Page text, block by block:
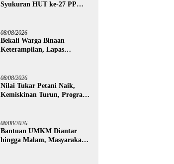
Syukuran HUT ke-27 PP
08/08/2026
Bekali Warga Binaan
Keterampilan, Lapas
08/08/2026
Nilai Tukar Petani Naik,
Kemiskinan Turun, Program
08/08/2026
Bantuan UMKM Diantar
hingga Malam, Masyarakat